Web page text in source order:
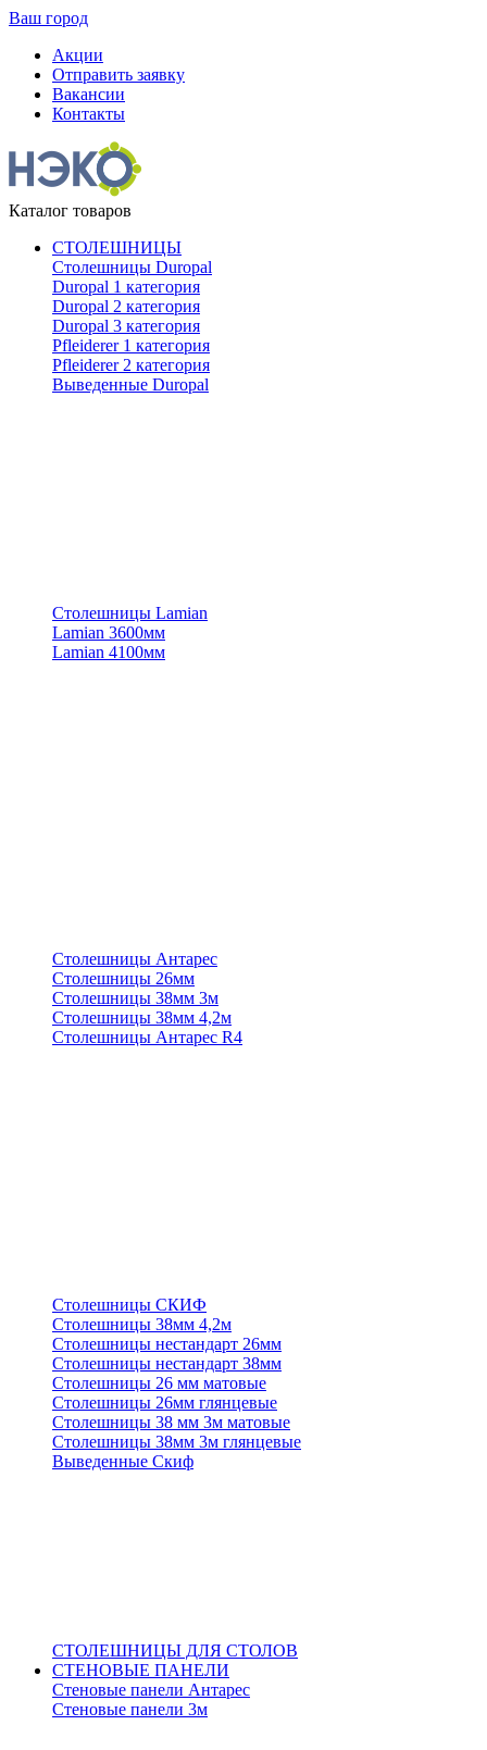
Ваш город
Акции
Отправить заявку
Вакансии
Контакты
Каталог товаров
СТОЛЕШНИЦЫ
Столешницы Duropal
Duropal 1 категория
Duropal 2 категория
Duropal 3 категория
Pfleiderer 1 категория
Pfleiderer 2 категория
Выведенные Duropal
Столешницы Lamian
Lamian 3600мм
Lamian 4100мм
Столешницы Антарес
Столешницы 26мм
Столешницы 38мм 3м
Столешницы 38мм 4,2м
Столешницы Антарес R4
Столешницы СКИФ
Столешницы 38мм 4,2м
Столешницы нестандарт 26мм
Столешницы нестандарт 38мм
Столешницы 26 мм матовые
Столешницы 26мм глянцевые
Столешницы 38 мм 3м матовые
Столешницы 38мм 3м глянцевые
Выведенные Скиф
СТОЛЕШНИЦЫ ДЛЯ СТОЛОВ
СТЕНОВЫЕ ПАНЕЛИ
Стеновые панели Антарес
Стеновые панели 3м